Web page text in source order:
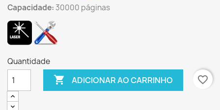
Capacidade: 30000 páginas
Quantidade
 ADICIONAR AO CARRINHO favorite_border